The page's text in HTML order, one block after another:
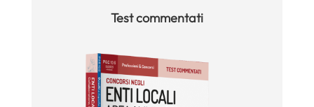
Test commentati